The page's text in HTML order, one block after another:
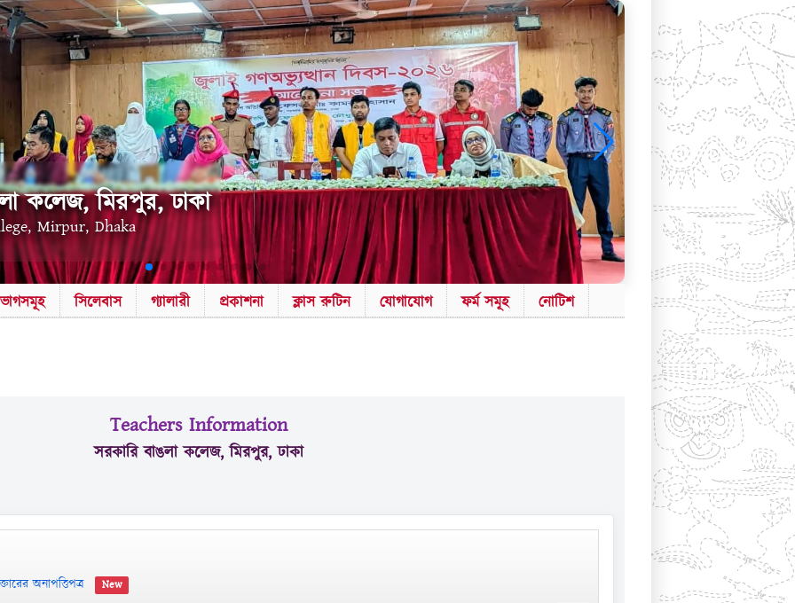
কলেজ, মিরপুর, ঢাকা
Mirpur, Dhaka
সিলেবাস গ্যালারী প্রকাশনা ক্লাস রুটিন যোগাযোগ ফর্ম সমূহ নোটিশ
Teachers Information
সরকারি বাঙলা কলেজ, মিরপুর, ঢাকা
অনাপত্তিপত্র New